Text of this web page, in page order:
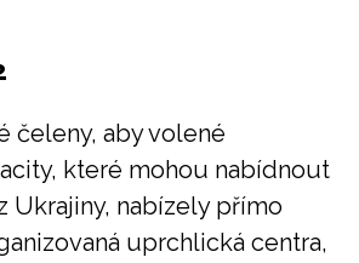
čeleny, aby volené
které mohou nabídnout
Ukrajiny, nabízely přímo
uprchlická centra,